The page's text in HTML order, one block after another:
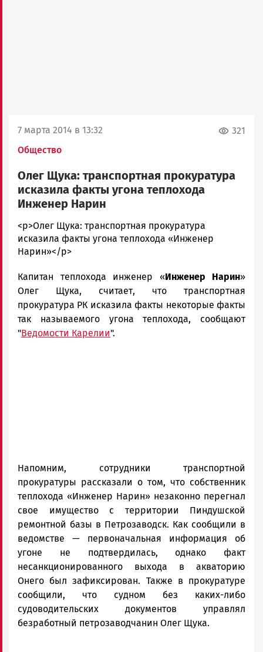
7 марта 2014 в 13:32
Общество
321
Олег Щука: транспортная прокуратура
исказила факты угона теплохода
Инженер Нарин
admintimur
Новости
Петрозаводска
Карелии
|
Петрозаводск
ГОВОРИТ
<p>Олег Щука: транспортная прокуратура
исказила факты угона теплохода «Инженер
Нарин»</p>
Капитан теплохода инженер «Инженер Нарин»
Олег Щука, считает, что транспортная
прокуратура РК исказила факты некоторые факты
так называемого угона теплохода, сообщают
"Ведомости Карелии".
Напомним, сотрудники транспортной
прокуратуры рассказали о том, что собственник
теплохода «Инженер Нарин» незаконно перегнал
свое имущество с территории Пиндушской
ремонтной базы в Петрозаводск. Как сообщили в
ведомстве — первоначальная информация об
угоне не подтвердилась, однако факт
несанкционированного выхода в акваторию
Онего был зафиксирован. Также в прокуратуре
сообщили, что судном без каких-либо
судоводительских документов управлял
безработный петрозаводчанин Олег Щука.